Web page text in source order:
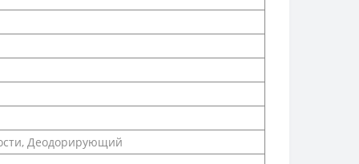
Деодорирующий